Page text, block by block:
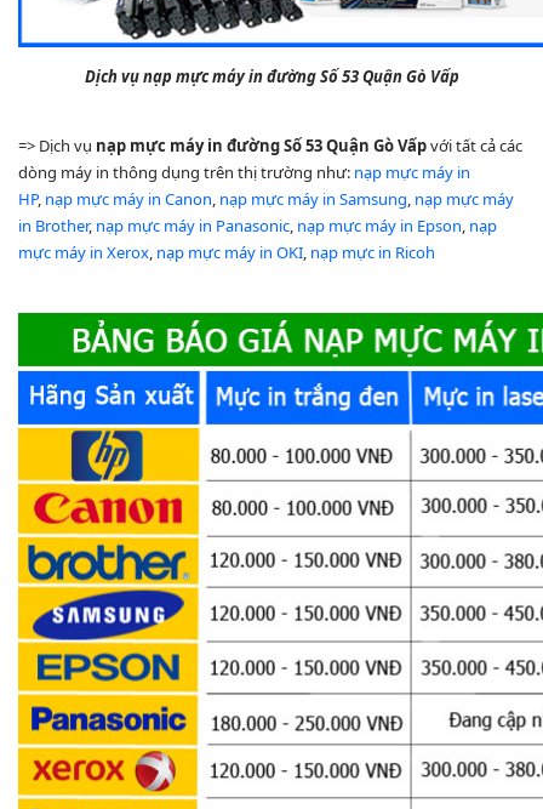
Dịch vụ nạp mực máy inđường Số 53 Quận Gò Vấp
=> Dịch vụ nạp mực máy in đường Số 53Quận Gò Vấpvới tất cả các
dòng máy in thông dụng trên thị trường như: nạp mực máy in
HP, nạp mực máy in Canon, nạp mực máy in Samsung, nạp mực máy
in Brother, nạp mực máy in Panasonic, nạp mực máy in Epson, nạp
mực máy in Xerox, nạp mực máy in OKI, nạp mực in Ricoh